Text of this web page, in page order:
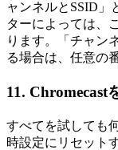
ャンネルとSSID」
ターによっては、
ります。「チャン
る場合は、任意の
11. Chromecast
すべてを試しても
時設定にリセット